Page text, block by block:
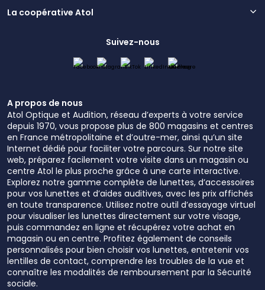
La coopérative Atol
Suivez-nous
A propos de nous
Atol Optique et Audition, réseau d’experts à votre service
depuis 1970, vous propose plus de 800 magasins et centres
en France métropolitaine et d’outre-mer, ainsi qu’un site
Internet dédié pour faciliter votre parcours. Sur notre site
web, préparez facilement votre visite dans un magasin ou
centre Atol le plus proche grâce à une carte interactive.
Explorez notre gamme complète de lunettes, d’accessoires
pour vos lunettes et d’aides auditives, avec les prix affichés
en toute transparence. Utilisez notre outil d’essayage virtuel
pour visualiser les lunettes directement sur votre visage,
puis commandez en ligne et récupérez votre achat en
magasin ou en centre. Profitez également de conseils
personnalisés pour bien choisir vos lunettes, entretenir vos
lentilles de contact, comprendre les troubles de la vue et
connaître les modalités de remboursement par la Sécurité
sociale.